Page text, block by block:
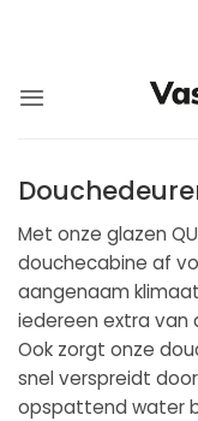
Met onze glazen
douchecabine af
aangenaam
iedereen extra van
Ook zorgt onze
snel verspreidt
opspattend water